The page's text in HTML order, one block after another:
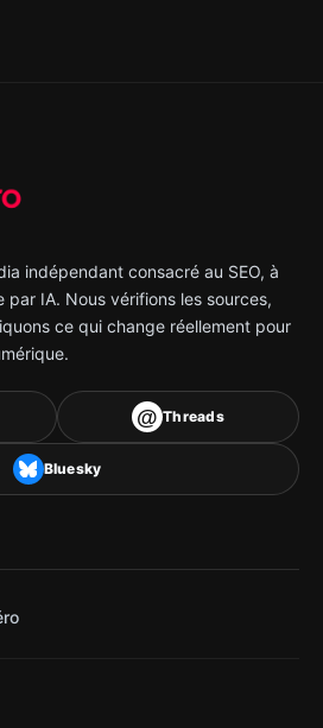
indépendant consacré au SEO, à
par IA. Nous vérifions les sources,
ce qui change réellement pour
@ Threads
Bluesky